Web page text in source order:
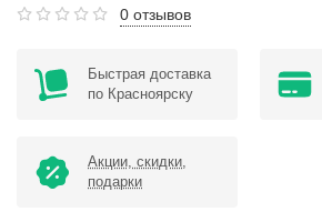
0 отзывов
Быстрая доставка
по Красноярску
Акции, скидки,
подарки